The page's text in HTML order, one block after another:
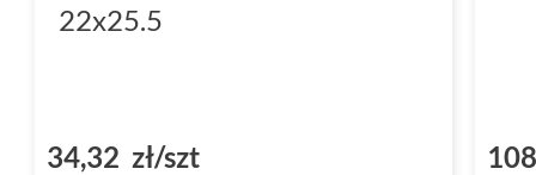
22x25.5
34,32 zł/szt